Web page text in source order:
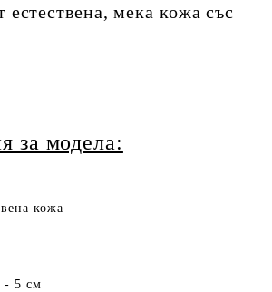
естествена, мека кожа със
за модела:
кожа
- 5 см